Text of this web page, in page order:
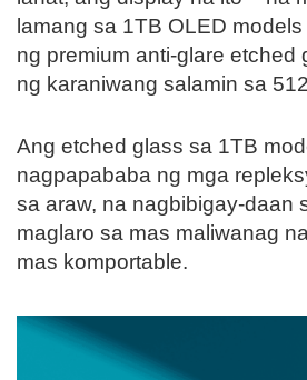
lamang sa 1TB OLED
ng premium anti-glare etched
ng karaniwang salamin sa
Ang etched glass sa 1TB
nagpapababa ng mga
sa araw, na nagbibigay-daan
maglaro sa mas maliwanag
mas komportable.